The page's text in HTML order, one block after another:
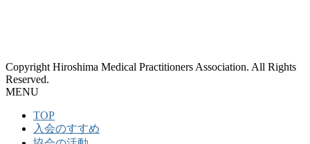
Copyright Hiroshima Medical Practitioners Association. All Rights
Reserved.
MENU
TOP
入会のすすめ